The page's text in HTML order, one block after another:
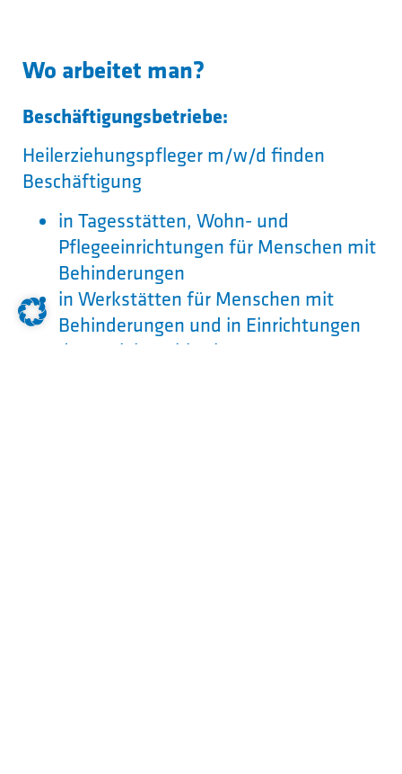
Wo arbeitet man?
Beschäftigungsbetriebe:
Heilerziehungspfleger m/w/d finden
Beschäftigung
in Tagesstätten, Wohn- und
Pflegeeinrichtungen für Menschen mit
Behinderungen
in Werkstätten für Menschen mit
Behinderungen und in Einrichtungen
der Sozialpsychiatrie